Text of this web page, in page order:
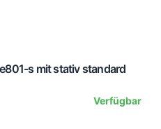
s mit stativ standard
Verfügbar